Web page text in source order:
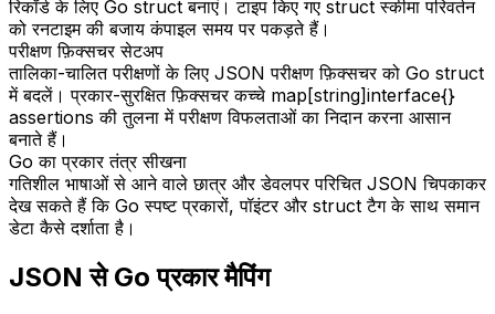
रिकॉर्ड के लिए Go struct बनाएं। टाइप किए गए struct स्कीमा परिवर्तन
को रनटाइम की बजाय कंपाइल समय पर पकड़ते हैं।
परीक्षण फ़िक्सचर सेटअप
तालिका-चालित परीक्षणों के लिए JSON परीक्षण फ़िक्सचर को Go struct
में बदलें। प्रकार-सुरक्षित फ़िक्सचर कच्चे map[string]interface{}
assertions की तुलना में परीक्षण विफलताओं का निदान करना आसान
बनाते हैं।
Go का प्रकार तंत्र सीखना
गतिशील भाषाओं से आने वाले छात्र और डेवलपर परिचित JSON चिपकाकर
देख सकते हैं कि Go स्पष्ट प्रकारों, पॉइंटर और struct टैग के साथ समान
डेटा कैसे दर्शाता है।
JSON से Go प्रकार मैपिंग